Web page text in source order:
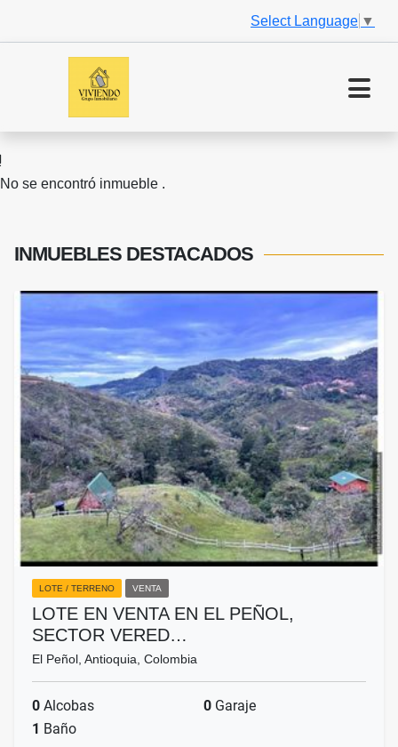
Select Language ▼
No se encontró inmueble .
INMUEBLES DESTACADOS
LOTE / TERRENO VENTA
LOTE EN VENTA EN EL PEÑOL,
SECTOR VERED…
El Peñol, Antioquia, Colombia
0 Alcobas 0 Garaje
1 Baño